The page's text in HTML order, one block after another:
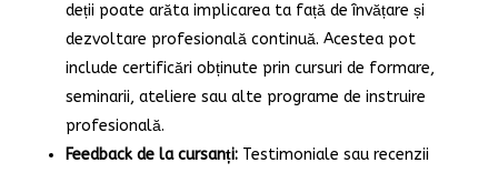
deții poate arăta implicarea ta față de învățare și
dezvoltare profesională continuă. Acestea pot
include certificări obținute prin cursuri de formare,
seminarii, ateliere sau alte programe de instruire
profesională.
Feedback de la cursanți:Testimoniale sau recenzii